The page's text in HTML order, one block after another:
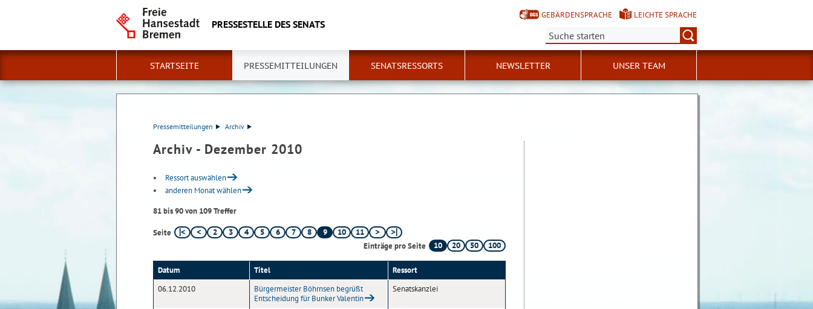
PRESSESTELLE DES SENATS
GEBÄRDENSPRACHE
LEICHTE SPRACHE
Suche:
STARTSEITE PRESSEMITTEILUNGEN SENATSRESSORTS NEWSLETTER UNSER TEAM
Pressemitteilungen Archiv
Archiv - Dezember 2010
Ressort auswählen
anderen Monat wählen
81 bis 90 von 109 Treffer
Seite 2 3 4 5 6 7 8 9 10
11
Einträge pro Seite
10 20 50 100
Datum Titel
Ressort
06.12.2010
Bürgermeister Böhrnsen begrüßt
Entscheidung für Bunker Valentin
Senatskanzlei